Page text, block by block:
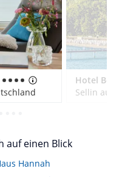
Sellin auf
auf einen Blick
Hannah